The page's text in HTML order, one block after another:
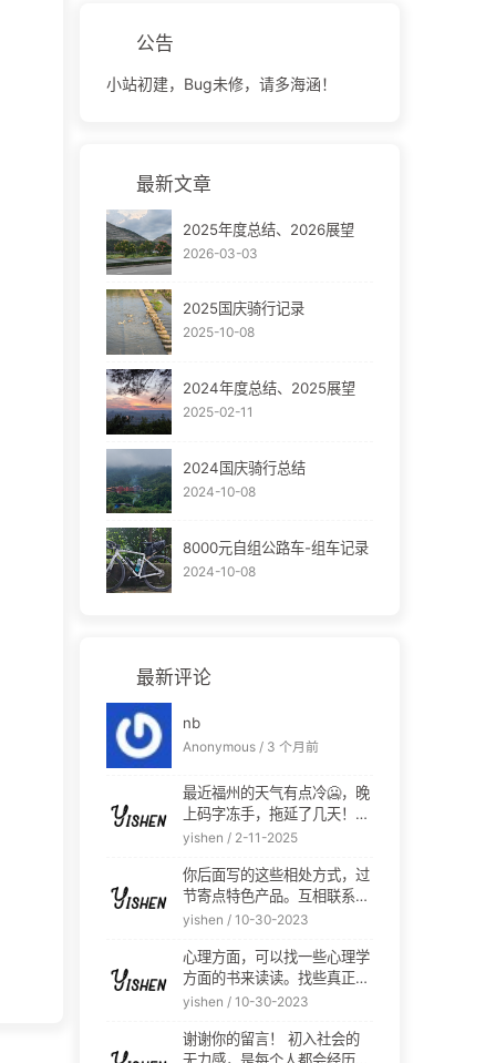
公告
小站初建，Bug未修，请多海涵！
最新文章
2025年度总结、2026展望
2026-03-03
2025国庆骑行记录
2025-10-08
2024年度总结、2025展望
2025-02-11
2024国庆骑行总结
2024-10-08
8000元自组公路车-组车记录
2024-10-08
最新评论
nb
Anonymous / 3 个月前
最近福州的天气有点冷🥶，晚
上码字冻手，拖延了几天！嘿
嘿！ :happy: :happy:
yishen / 2-11-2025
你后面写的这些相处方式，过
节寄点特色产品。互相联系，
真的很不错。君子之交淡如
致曾经我们那个真诚可爱的自
己。 :clap: :clap: 加油！ :pu
nch: ---- 后面你如果有写网
yishen / 10-30-2023
心理方面，可以找一些心理学
方面的书来读读。找些真正交
心的朋友聊聊，有时候我们需
朋友，而仅仅是一个可以倾诉
yishen / 10-30-2023
谢谢你的留言！ 初入社会的